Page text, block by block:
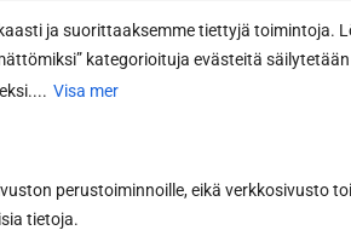
ja suorittaaksemme tiettyjä toimintoja.
kategorioituja evästeitä säilytetään
Visa mer
perustoiminnoille, eikä verkkosivusto
tietoja.